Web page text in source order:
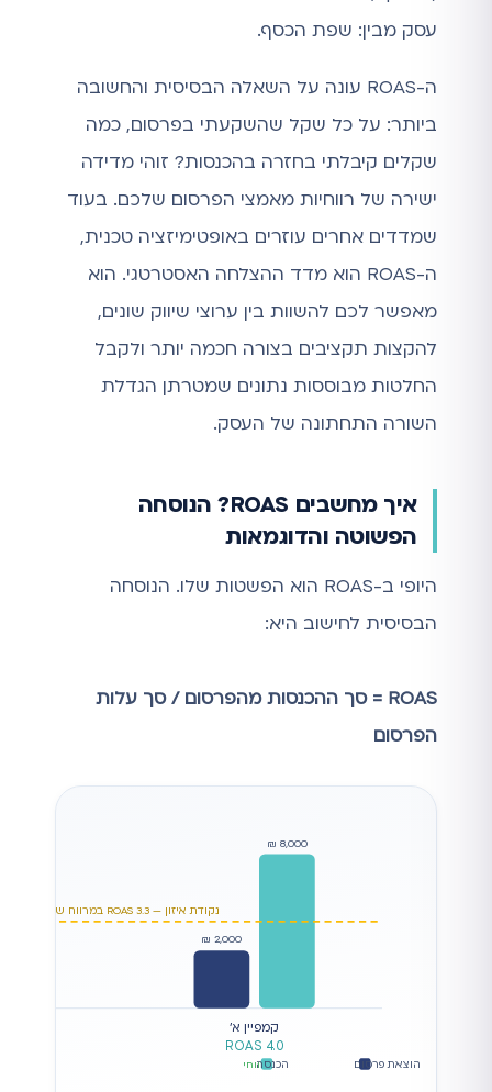
עסק מבין: שפת הכסף.
ה-ROAS עונה על השאלה הבסיסית והחשובה
ביותר: על כל שקל שהשקעתי בפרסום, כמה
שקלים קיבלתי בחזרה בהכנסות? זוהי מדידה
ישירה של רווחיות מאמצי הפרסום שלכם. בעוד
שמדדים אחרים עוזרים באופטימיזציה טכנית,
ה-ROAS הוא מדד ההצלחה האסטרטגי. הוא
מאפשר לכם להשוות בין ערוצי שיווק שונים,
להקצות תקציבים בצורה חכמה יותר ולקבל
החלטות מבוססות נתונים שמטרתן הגדלת
השורה התחתונה של העסק.
איך מחשבים ROAS? הנוסחה
הפשוטה והדוגמאות
היופי ב-ROAS הוא הפשטות שלו. הנוסחה
הבסיסית לחישוב היא:
ROAS = סך ההכנסות מהפרסום / סך עלות
הפרסום
2,000 ₪
8,000 ₪
קמפיין א׳
ROAS 4.0
רווחי
נקודת איזון — ROAS 3.3 במרווח של 30%
הוצאת פרסום הכנסה